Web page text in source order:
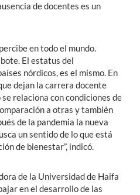
de docentes es un
en todo el mundo.
El estatus del
nórdicos, es el mismo. En
dejan la carrera docente
relaciona con condiciones de
a otras y también
de la pandemia la nueva
un sentido de lo que está
de bienestar”, indicó.
de la Universidad de Haifa
en el desarrollo de las